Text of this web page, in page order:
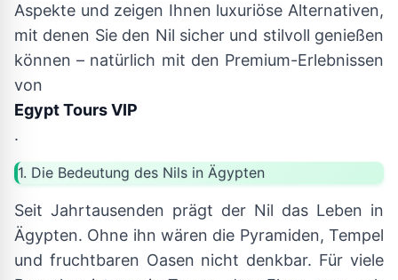
Aspekte und zeigen Ihnen luxuriöse Alternativen,
mit denen Sie den Nil sicher und stilvoll genießen
können – natürlich mit den Premium-Erlebnissen
von
Egypt Tours VIP
.
1. Die Bedeutung des Nils in Ägypten
Seit Jahrtausenden prägt der Nil das Leben in
Ägypten. Ohne ihn wären die Pyramiden, Tempel
und fruchtbaren Oasen nicht denkbar. Für viele